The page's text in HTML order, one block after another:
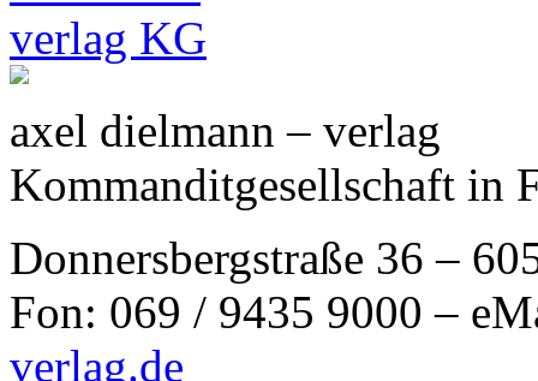
axel dielmann – verlag
Kommanditgesellschaft in
Donnersbergstraße 36 –
Fon: 069 / 9435 9000 –
verlag.de